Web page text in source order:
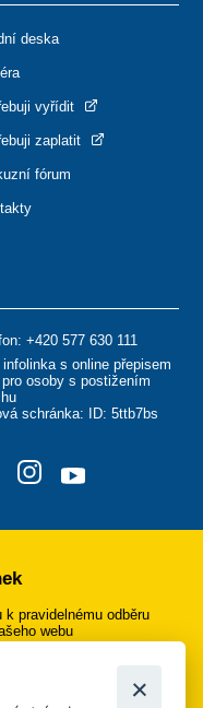
+420 577 630 111
infolinka s online přepisem
osoby s postižením
schránka: ID: 5ttb7bs
deska
vyřídit
zaplatit
fórum
pravidelnému odběru
webu